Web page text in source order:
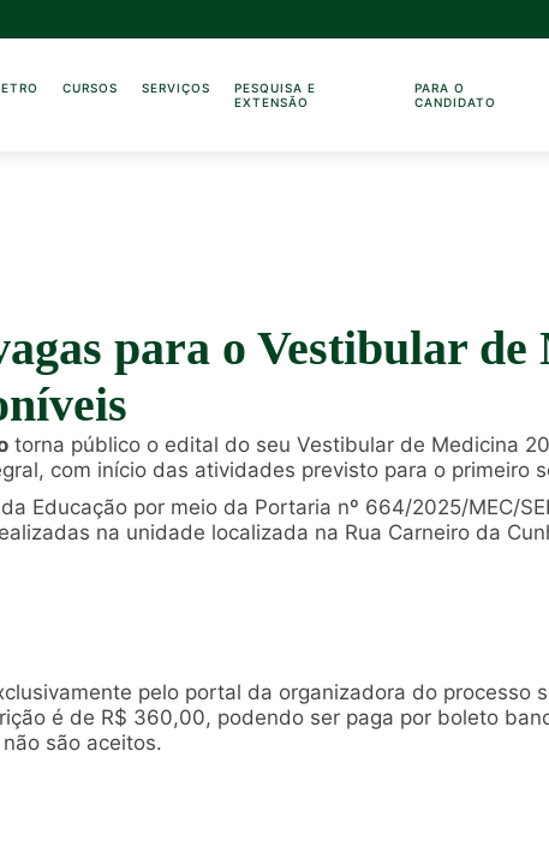
CURSOS SERVIÇOS
PESQUISA E
EXTENSÃO
PARA O
CANDIDATO
para o Vestibular
torna público o edital do seu Vestibular de Medicina
com início das atividades previsto para o primeiro
Educação por meio da Portaria nº 664/2025/MEC/
na unidade localizada na Rua Carneiro da
pelo portal da organizadora do processo
é de R$ 360,00, podendo ser paga por boleto
são aceitos.